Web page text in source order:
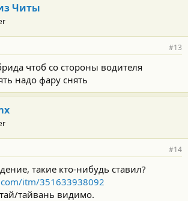
Читы
#13
чтоб со стороны водителя
надо фару снять
#14
такие кто-нибудь ставил?
itm/351633938092
тайвань видимо.